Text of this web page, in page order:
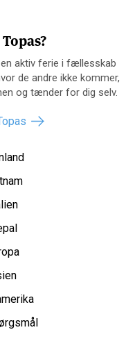
aktiv ferie i fællesskab
de andre ikke kommer,
og tænder for dig selv.